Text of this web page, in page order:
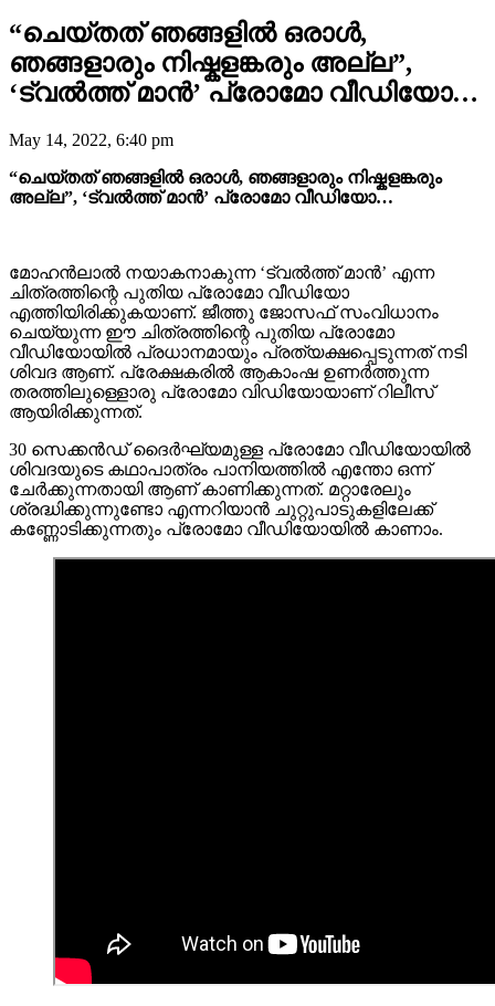
“ചെയ്തത് ഞങ്ങളിൽ ഒരാൾ,
ഞങ്ങളാരും നിഷ്കളങ്കരും അല്ല”,
‘ട്വൽത്ത് മാൻ’ പ്രോമോ വീഡിയോ…
May 14, 2022, 6:40 pm
“ചെയ്തത് ഞങ്ങളിൽ ഒരാൾ, ഞങ്ങളാരും നിഷ്കളങ്കരും
അല്ല”, ‘ട്വൽത്ത് മാൻ’ പ്രോമോ വീഡിയോ…
മോഹൻലാൽ നയാകനാകുന്ന ‘ട്വൽത്ത് മാൻ’ എന്ന
ചിത്രത്തിന്റെ പുതിയ പ്രോമോ വീഡിയോ
എത്തിയിരിക്കുകയാണ്. ജീത്തു ജോസഫ് സംവിധാനം
ചെയ്യുന്ന ഈ ചിത്രത്തിന്റെ പുതിയ പ്രോമോ
വീഡിയോയിൽ പ്രധാനമായും പ്രത്യക്ഷപ്പെടുന്നത് നടി
ശിവദ ആണ്. പ്രേക്ഷകരിൽ ആകാംഷ ഉണർത്തുന്ന
തരത്തിലുള്ളൊരു പ്രോമോ വിഡിയോയാണ് റിലീസ്
ആയിരിക്കുന്നത്.
30 സെക്കൻഡ് ദൈർഘ്യമുള്ള പ്രോമോ വീഡിയോയിൽ
ശിവദയുടെ കഥാപാത്രം പാനിയത്തിൽ എന്തോ ഒന്ന്
ചേർക്കുന്നതായി ആണ് കാണിക്കുന്നത്. മറ്റാരേലും
ശ്രദ്ധിക്കുന്നുണ്ടോ എന്നറിയാൻ ചുറ്റുപാടുകളിലേക്ക്
കണ്ണോടിക്കുന്നതും പ്രോമോ വീഡിയോയിൽ കാണാം.